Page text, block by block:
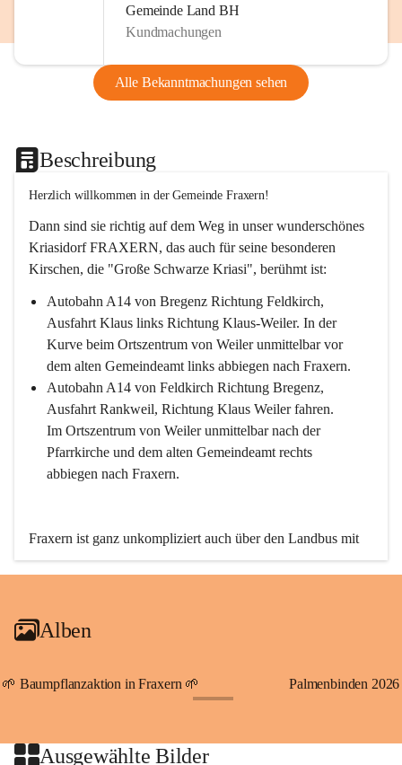
Gemeinde Land BH
Kundmachungen
Alle Bekanntmachungen sehen
Beschreibung
Herzlich willkommen in der Gemeinde Fraxern!
Dann sind sie richtig auf dem Weg in unser wunderschönes
Kriasidorf FRAXERN, das auch für seine besonderen
Kirschen, die "Große Schwarze Kriasi", berühmt ist:
Autobahn A14 von Bregenz Richtung Feldkirch,
Ausfahrt Klaus links Richtung Klaus-Weiler. In der
Kurve beim Ortszentrum von Weiler unmittelbar vor
dem alten Gemeindeamt links abbiegen nach Fraxern.
Autobahn A14 von Feldkirch Richtung Bregenz,
Ausfahrt Rankweil, Richtung Klaus Weiler fahren.
Im Ortszentrum von Weiler unmittelbar nach der
Pfarrkirche und dem alten Gemeindeamt rechts
abbiegen nach Fraxern.
Fraxern ist ganz unkompliziert auch über den Landbus mit
den öffentlichen Verkehrsmitteln zu erreichen. Die Linie
An Samstagen, Sonn- und Feiertagen können Sie bequem
persönlichen Linienbus zur gewünschten Zeit zu Ihrer
Haltestelle bestellen. Sowohl von Weiler kommend nach
beide Fahrten Weiler-Fraxern-Weiler.
Alben
🌱 Baumpflanzaktion in Fraxern 🌱 Palmenbinden 2026
Ausgewählte Bilder